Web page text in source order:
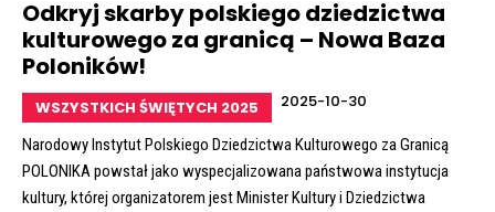
Odkryj skarby polskiego dziedzictwa
kulturowego za granicą – Nowa Baza
Poloników!
WSZYSTKICH ŚWIĘTYCH 2025 2025-10-30
Narodowy Instytut Polskiego Dziedzictwa Kulturowego za Granicą
POLONIKA powstał jako wyspecjalizowana państwowa instytucja
kultury, której organizatorem jest Minister Kultury i Dziedzictwa